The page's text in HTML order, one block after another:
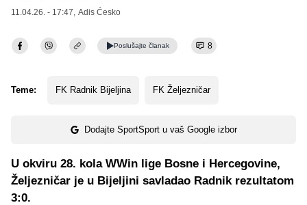
11.04.26. - 17:47, Adis Ćesko
Poslušajte članak 8
Teme: FK Radnik Bijeljina FK Željezničar
Dodajte SportSport u vaš Google izbor
U okviru 28. kola WWin lige Bosne i Hercegovine,
Željezničar je u Bijeljini savladao Radnik rezultatom
3:0.